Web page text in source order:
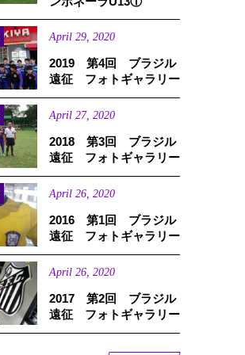
April 29 2020
2019 第4回 ブラジル
遠征 フォトギャラリー
April 27, 2020
2018 第3回 ブラジル
遠征 フォトギャラリー
April 26 2020
2016 第1回 ブラジル
遠征 フォトギャラリー
April 26 2020
2017 第2回 ブラジル
遠征 フォトギャラリー